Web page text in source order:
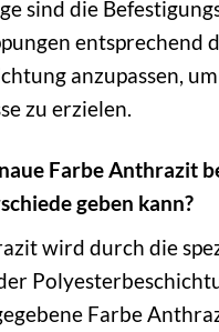
sind die
entsprechend
anzupassen,
zu erzielen.
Farbe Anthrazit
geben kann?
wird durch die
Farbe